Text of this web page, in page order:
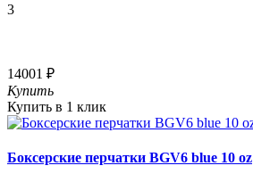
3
14001 ₽
Купить
Купить в 1 клик
Боксерские перчатки BGV6 blue 10 oz